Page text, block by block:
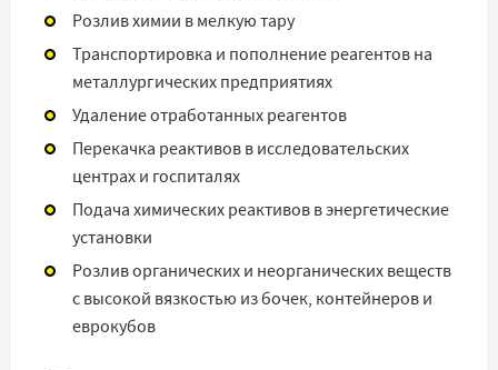
Розлив химии в мелкую тару
Транспортировка и пополнение реагентов на
металлургических предприятиях
Удаление отработанных реагентов
Перекачка реактивов в исследовательских
центрах и госпиталях
Подача химических реактивов в энергетические
установки
Розлив органических и неорганических веществ
с высокой вязкостью из бочек, контейнеров и
еврокубов